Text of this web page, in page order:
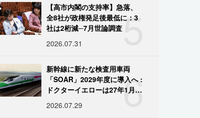
5
【高市内閣の支持率】急落、
全8社が政権発足後最低に：3
社は2桁減─7月世論調査
2026.07.31
6
新幹線に新たな検査用車両
「SOAR」2029年度に導入へ :
ドクターイエローは27年1月に
2026.07.29